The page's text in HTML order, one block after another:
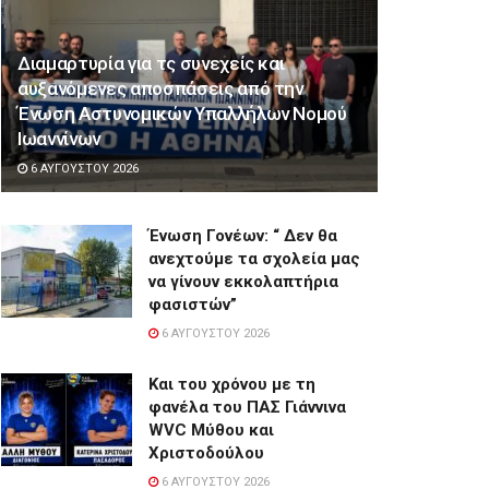
Διαμαρτυρία για τς συνεχείς και
αυξανόμενες αποσπάσεις από την
Ένωση Αστυνομικών Υπαλλήλων Νομού
Ιωαννίνων
6 ΑΥΓΟΎΣΤΟΥ 2026
Ένωση Γονέων: “ Δεν θα
ανεχτούμε τα σχολεία μας
να γίνουν εκκολαπτήρια
φασιστών”
6 ΑΥΓΟΎΣΤΟΥ 2026
Και του χρόνου με τη
φανέλα του ΠΑΣ Γιάννινα
WVC Μύθου και
Χριστοδούλου
6 ΑΥΓΟΎΣΤΟΥ 2026